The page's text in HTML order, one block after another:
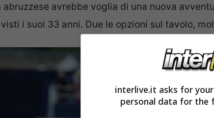
avrebbe voglia di una nuova
i suoi 33 anni. Due le opzioni sul tavolo,
interlive.it asks for
personal data for the